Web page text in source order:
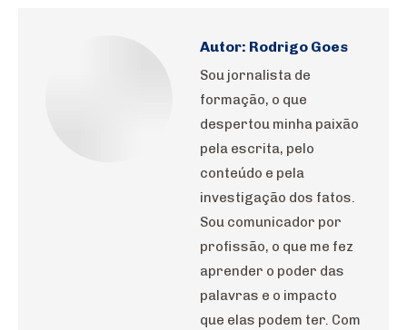
Autor: Rodrigo Goes
Sou jornalista de
formação, o que
despertou minha paixão
pela escrita, pelo
conteúdo e pela
investigação dos fatos.
Sou comunicador por
profissão, o que me fez
aprender o poder das
palavras e o impacto
que elas podem ter. Com